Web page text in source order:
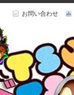
お問い合わせ